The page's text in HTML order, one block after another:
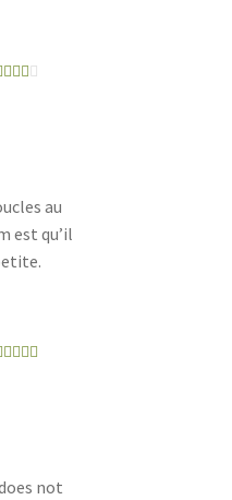
au
est qu’il
not